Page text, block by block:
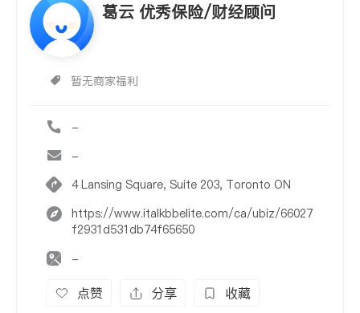
葛云 优秀保险/财经顾问
暂无商家福利
-
-
4 Lansing Square, Suite 203, Toronto ON
https://www.italkbbelite.com/ca/ubiz/66027
f2931d531db74f65650
-
点赞 分享 收藏